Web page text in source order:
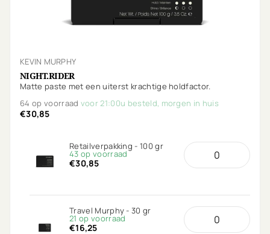
KEVIN MURPHY
NIGHT.RIDER
Matte paste met een uiterst krachtige holdfactor.
64 op voorraad voor 21:00u besteld, morgen in huis
€30,85
Retailverpakking - 100 gr
43 op voorraad
€30,85
Travel Murphy - 30 gr
21 op voorraad
€16,25